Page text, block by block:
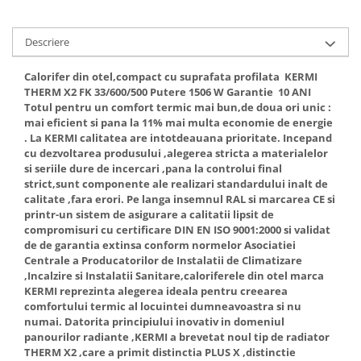
Calorifere decorative
Boilere
Boilere electrice
Boilere termoelectrice
Accesorii Boilere Tesy
Puffere/Stocatoare de caldura
Puffer fara serpentina
Puffer 1 serpentina
Puffer 2 serpentine
Puffer cu serpentina pentru A.C.M.
Puffer pentru pompe de caldura
Aer conditionat
Dezumidificatoare
Aparate de Aer conditionat 9000
Descriere
Calorifer din otel,compact cu suprafata profilata KERMI
THERM X2 FK 33/600/500 Putere 1506 W Garantie 10 ANI
Totul pentru un comfort termic mai bun,de doua ori unic :
mai eficient si pana la 11% mai multa economie de energie
. La KERMI calitatea are intotdeauana prioritate. Incepand
cu dezvoltarea produsului ,alegerea stricta a materialelor
si seriile dure de incercari ,pana la controlui final
strict,sunt componente ale realizari standardului inalt de
calitate ,fara erori. Pe langa insemnul RAL si marcarea CE si
printr-un sistem de asigurare a calitatii lipsit de
compromisuri cu certificare DIN EN ISO 9001:2000 si validat
de de garantia extinsa conform normelor Asociatiei
Centrale a Producatorilor de Instalatii de Climatizare
,Incalzire si Instalatii Sanitare,caloriferele din otel marca
KERMI reprezinta alegerea ideala pentru creearea
comfortului termic al locuintei dumneavoastra si nu
numai. Datorita principiului inovativ in domeniul
panourilor radiante ,KERMI a brevetat noul tip de radiator
THERM X2 ,care a primit distinctia PLUS X ,distinctie